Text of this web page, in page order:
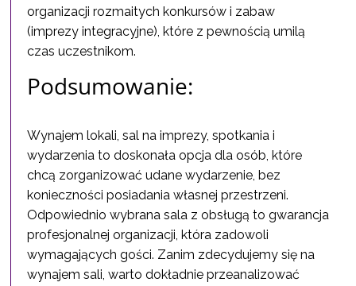
organizacji rozmaitych konkursów i zabaw
(imprezy integracyjne), które z pewnością umilą
czas uczestnikom.
Podsumowanie:
Wynajem lokali, sal na imprezy, spotkania i
wydarzenia to doskonała opcja dla osób, które
chcą zorganizować udane wydarzenie, bez
konieczności posiadania własnej przestrzeni.
Odpowiednio wybrana sala z obsługą to gwarancja
profesjonalnej organizacji, która zadowoli
wymagających gości. Zanim zdecydujemy się na
wynajem sali, warto dokładnie przeanalizować